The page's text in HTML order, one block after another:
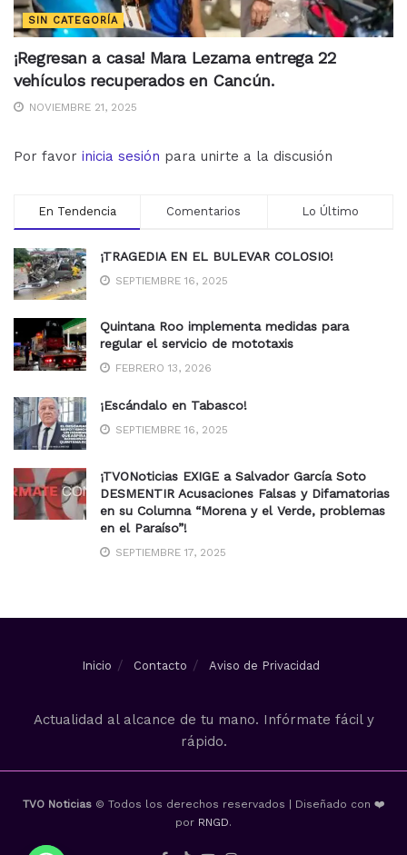
SIN CATEGORÍA
¡Regresan a casa! Mara Lezama entrega 22
vehículos recuperados en Cancún.
NOVIEMBRE 21, 2025
Por favor inicia sesión para unirte a la discusión
En Tendencia Comentarios Lo Último
¡TRAGEDIA EN EL BULEVAR COLOSIO!
SEPTIEMBRE 16, 2025
Quintana Roo implementa medidas para
regular el servicio de mototaxis
FEBRERO 13, 2026
¡Escándalo en Tabasco!
SEPTIEMBRE 16, 2025
¡TVONoticias EXIGE a Salvador García Soto
DESMENTIR Acusaciones Falsas y Difamatorias
en su Columna “Morena y el Verde, problemas
en el Paraíso”!
SEPTIEMBRE 17, 2025
Inicio Contacto Aviso de Privacidad
Actualidad al alcance de tu mano. Infórmate fácil y
rápido.
TVO Noticias © Todos los derechos reservados | Diseñado con ❤️
por RNGD.